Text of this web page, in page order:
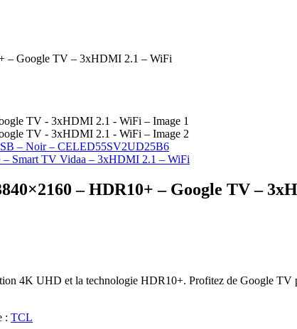
– Google TV – 3xHDMI 2.1 – WiFi
– Noir – CELED55SV2UD25B6
Smart TV Vidaa – 3xHDMI 2.1 – WiFi
– HDR10+ – Google TV –
4K UHD et la technologie HDR10+. Profitez de Google
: TCL